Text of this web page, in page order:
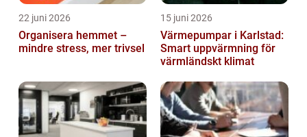
22 juni 2026
Organisera hemmet –
mindre stress, mer trivsel
15 juni 2026
Värmepumpar i Karlstad:
Smart uppvärmning för
värmländskt klimat